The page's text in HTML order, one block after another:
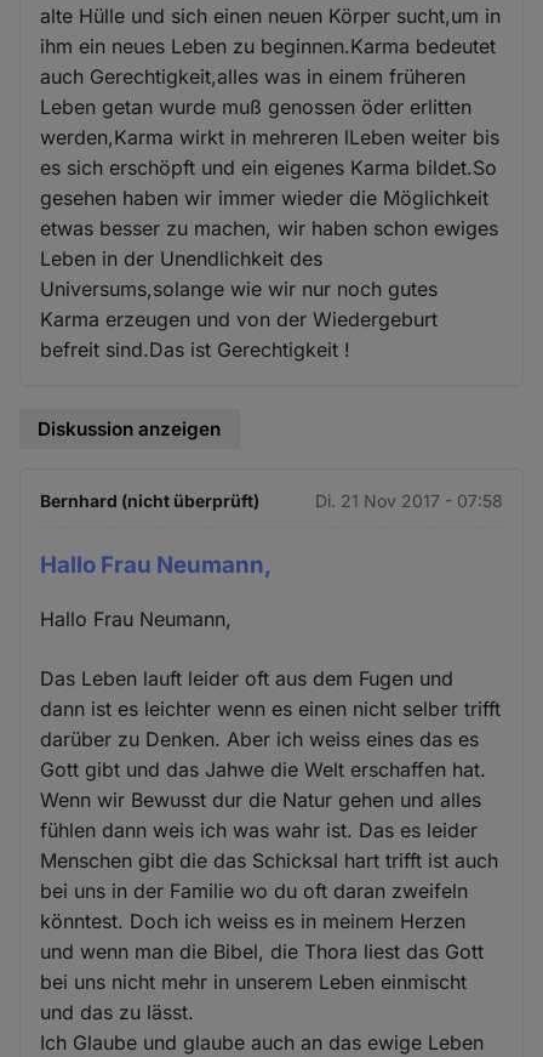
alte Hülle und sich einen neuen Körper sucht,um in
ihm ein neues Leben zu beginnen.Karma bedeutet
auch Gerechtigkeit,alles was in einem früheren
Leben getan wurde muß genossen öder erlitten
werden,Karma wirkt in mehreren lLeben weiter bis
es sich erschöpft und ein eigenes Karma bildet.So
gesehen haben wir immer wieder die Möglichkeit
etwas besser zu machen, wir haben schon ewiges
Leben in der Unendlichkeit des
Universums,solange wie wir nur noch gutes
Karma erzeugen und von der Wiedergeburt
befreit sind.Das ist Gerechtigkeit !
Diskussion anzeigen
Bernhard (nicht überprüft) Di. 21 Nov 2017 - 07:58
Hallo Frau Neumann,
Hallo Frau Neumann,
Das Leben lauft leider oft aus dem Fugen und
dann ist es leichter wenn es einen nicht selber trifft
darüber zu Denken. Aber ich weiss eines das es
Gott gibt und das Jahwe die Welt erschaffen hat.
Wenn wir Bewusst dur die Natur gehen und alles
fühlen dann weis ich was wahr ist. Das es leider
Menschen gibt die das Schicksal hart trifft ist auch
bei uns in der Familie wo du oft daran zweifeln
könntest. Doch ich weiss es in meinem Herzen
und wenn man die Bibel, die Thora liest das Gott
bei uns nicht mehr in unserem Leben einmischt
und das zu lässt.
Ich Glaube und glaube auch an das ewige Leben